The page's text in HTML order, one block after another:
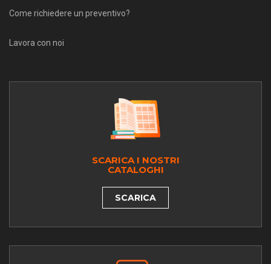
Come richiedere un preventivo?
Lavora con noi
SCARICA I NOSTRI
CATALOGHI
SCARICA